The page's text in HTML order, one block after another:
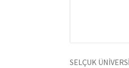
SELÇUK